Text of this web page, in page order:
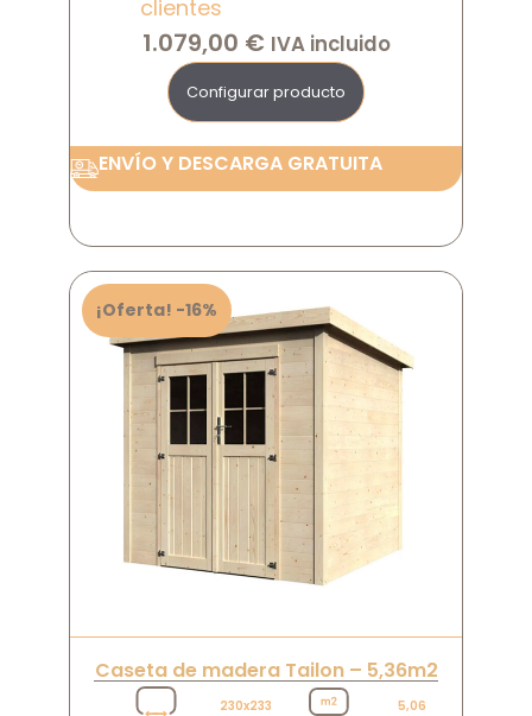
clientes
1.079,00 € IVA incluido
Configurar producto
ENVÍO Y DESCARGA GRATUITA
¡Oferta! -16%
Caseta de madera Tailon – 5,36m2
230x233
5,06